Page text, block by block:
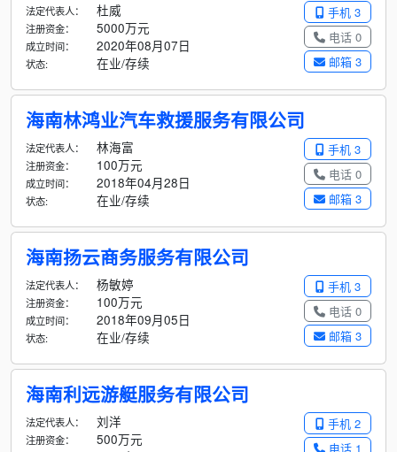
手机 3
电话 0
邮箱 3
法定代表人： 杜威
注册资金： 5000万元
成立时间： 2020年08月07日
状态: 在业/存续
海南林鸿业汽车救援服务有限公司
手机 3
电话 0
邮箱 3
法定代表人： 林海富
注册资金： 100万元
成立时间： 2018年04月28日
状态: 在业/存续
海南扬云商务服务有限公司
手机 3
电话 0
邮箱 3
法定代表人： 杨敏婷
注册资金： 100万元
成立时间： 2018年09月05日
状态: 在业/存续
海南利远游艇服务有限公司
手机 2
电话 1
法定代表人： 刘洋
注册资金： 500万元